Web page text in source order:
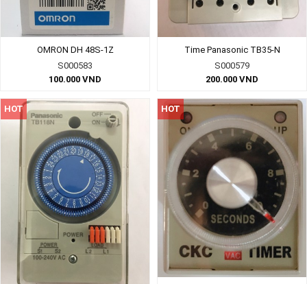
OMRON DH 48S-1Z
S000583
100.000 VND
Time Panasonic TB35-N
S000579
200.000 VND
HOT HOT